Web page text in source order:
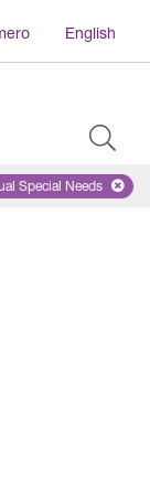
English
state 'Kentucky'
Remove
Special Needs